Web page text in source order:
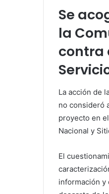
Se
la
contra
La acción de
no consideró
proyecto en
Nacional y
El
información y